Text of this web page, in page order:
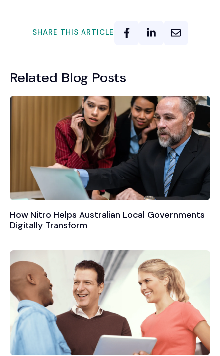
SHARE THIS ARTICLE
Related Blog Posts
How Nitro Helps Australian Local Governments
Digitally Transform